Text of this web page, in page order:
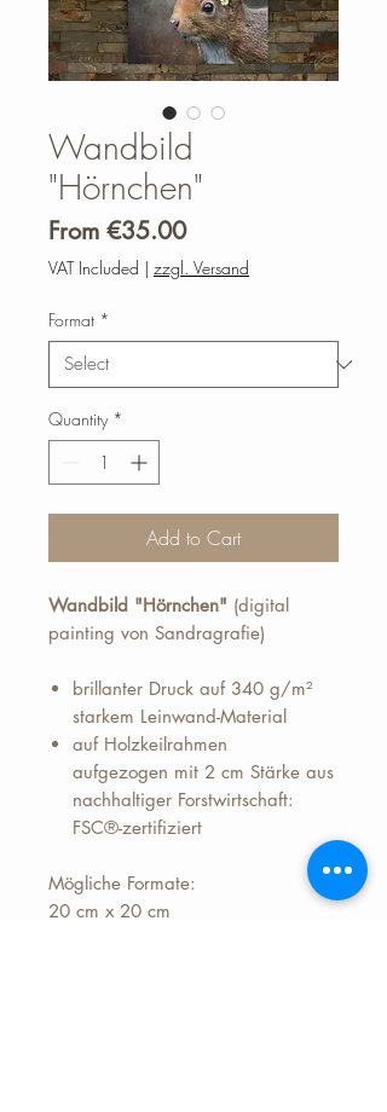
Wandbild
"Hörnchen"
From €35.00Sale
Price
VAT Included | zzgl. Versand
Format *
Quantity *
Add to Cart
Wandbild "Hörnchen" (digital
painting von Sandragrafie)
brillanter Druck auf 340 g/m²
starkem Leinwand-Material
auf Holzkeilrahmen
aufgezogen mit 2 cm Stärke aus
nachhaltiger Forstwirtschaft:
FSC®-zertifiziert
Mögliche Formate:
20 cm x 20 cm